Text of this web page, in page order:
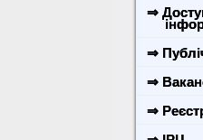
⇒
⇒
⇒
⇒